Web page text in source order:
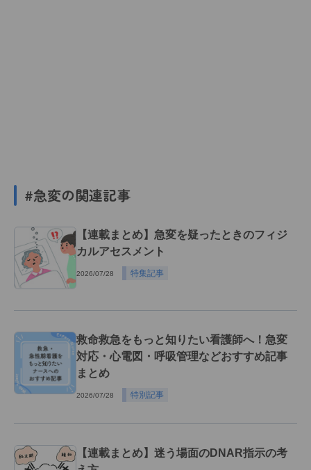
#急変の関連記事
【連載まとめ】急変を疑ったときのフィジ
カルアセスメント
2026/07/28 特集記事
救命救急をもっと知りたい看護師へ！急変
対応・心電図・呼吸管理などおすすめ記事
まとめ
2026/07/28 特別記事
【連載まとめ】迷う場面のDNAR指示の考